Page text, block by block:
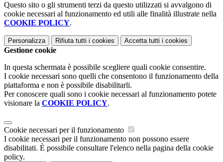
Questo sito o gli strumenti terzi da questo utilizzati si avvalgono di
cookie necessari al funzionamento ed utili alle finalità illustrate nella
COOKIE POLICY.
Personalizza Rifiuta tutti i cookies Accetta tutti i cookies
Gestione cookie
In questa schermata è possibile scegliere quali cookie consentire.
I cookie necessari sono quelli che consentono il funzionamento della
piattaforma e non è possibile disabilitarli.
Per conoscere quali sono i cookie necessari al funzionamento potete
visionare la COOKIE POLICY.
Cookie necessari per il funzionamento
I cookie necessari per il funzionamento non possono essere
disabilitati. È possibile consultare l'elenco nella pagina della cookie
policy.